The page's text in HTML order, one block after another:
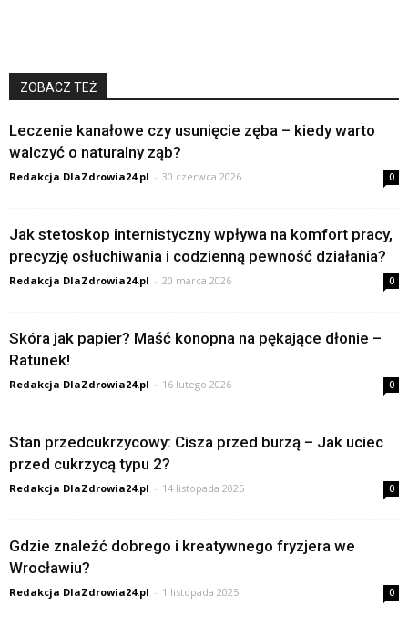
ZOBACZ TEŻ
Leczenie kanałowe czy usunięcie zęba – kiedy warto
walczyć o naturalny ząb?
Redakcja DlaZdrowia24.pl - 30 czerwca 2026 0
Jak stetoskop internistyczny wpływa na komfort pracy,
precyzję osłuchiwania i codzienną pewność działania?
Redakcja DlaZdrowia24.pl - 20 marca 2026 0
Skóra jak papier? Maść konopna na pękające dłonie –
Ratunek!
Redakcja DlaZdrowia24.pl - 16 lutego 2026 0
Stan przedcukrzycowy: Cisza przed burzą – Jak uciec
przed cukrzycą typu 2?
Redakcja DlaZdrowia24.pl - 14 listopada 2025 0
Gdzie znaleźć dobrego i kreatywnego fryzjera we
Wrocławiu?
Redakcja DlaZdrowia24.pl - 1 listopada 2025 0